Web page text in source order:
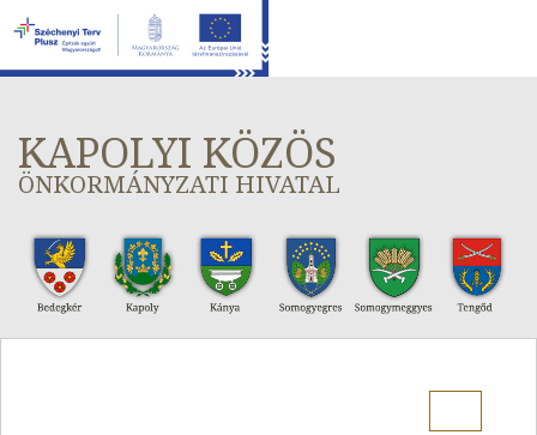
KAPOLYI KÖZÖS
ÖNKORMÁNYZATI HIVATAL